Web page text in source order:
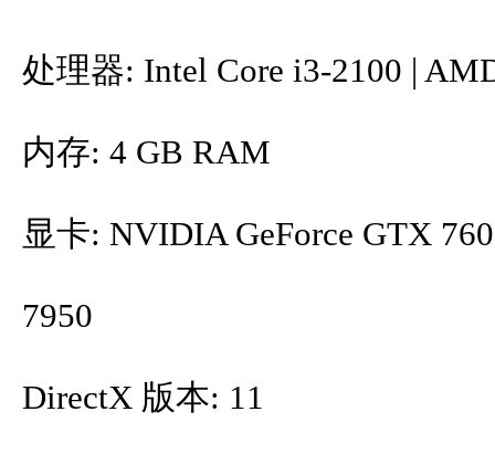
处理器: Intel Core i3-2100 |
内存: 4 GB RAM
显卡: NVIDIA GeForce GTX
7950
DirectX 版本: 11